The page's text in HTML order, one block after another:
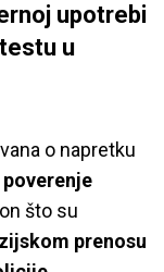
upotrebi
u
o napretku
što su
prenosu